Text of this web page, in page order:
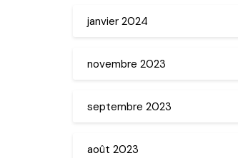
janvier 2024
novembre 2023
septembre 2023
août 2023